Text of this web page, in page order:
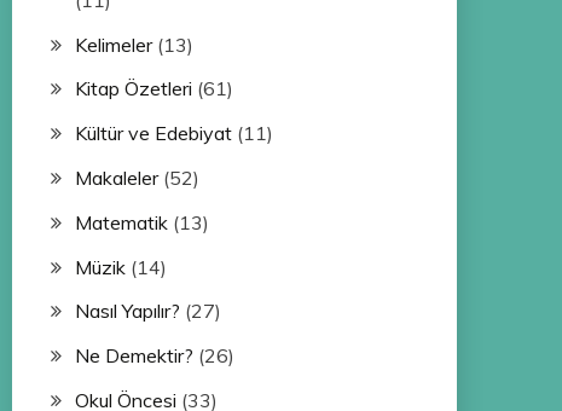
Kelimeler(13)
Kitap Özetleri (61)
Kültür ve Edebiyat(11)
Makaleler(52)
Matematik(13)
Müzik(14)
Nasıl Yapılır? (27)
Ne Demektir? (26)
Okul Öncesi (33)